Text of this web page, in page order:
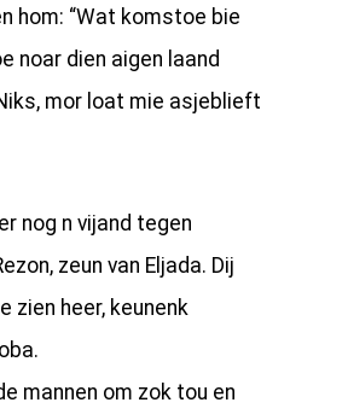
hom: “Wat komstoe bie
noar dien aigen laand
mor loat mie asjeblieft
nog n vijand tegen
zeun van Eljada. Dij
zien heer, keunenk
mannen om zok tou en